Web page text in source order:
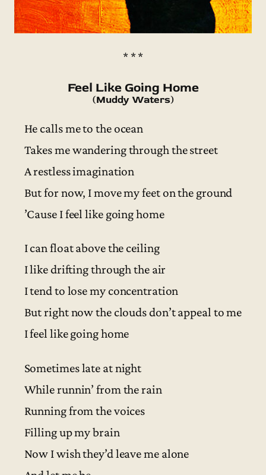
* * *
Feel Like Going Home
(Muddy Waters)
He calls me to the ocean
Takes me wandering through the street
A restless imagination
But for now, I move my feet on the ground
’Cause I feel like going home
I can float above the ceiling
I like drifting through the air
I tend to lose my concentration
But right now the clouds don’t appeal to me
I feel like going home
Sometimes late at night
While runnin’ from the rain
Running from the voices
Filling up my brain
Now I wish they’d leave me alone